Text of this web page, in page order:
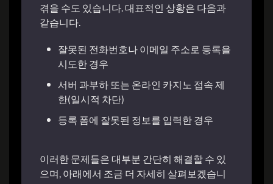
겪을 수도 있습니다. 대표적인 상황은 다음과
같습니다.
잘못된 전화번호나 이메일 주소로 등록을
시도한 경우
서버 과부하 또는 온라인 카지노 접속 제
한(일시적 차단)
등록 폼에 잘못된 정보를 입력한 경우
이러한 문제들은 대부분 간단히 해결할 수 있
으며, 아래에서 조금 더 자세히 살펴보겠습니